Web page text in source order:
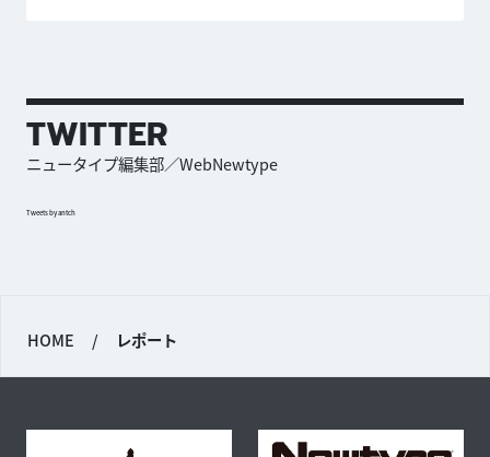
TWITTER
ニュータイプ編集部／WebNewtype
Tweets by antch
HOME / レポート